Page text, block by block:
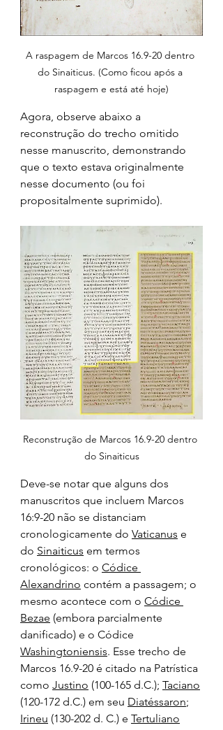
A raspagem de Marcos 16.9-20 dentro
do Sinaiticus. (Como ficou após a
raspagem e está até hoje)
Agora, observe abaixo a
reconstrução do trecho omitido
nesse manuscrito, demonstrando
que o texto estava originalmente
nesse documento (ou foi
propositalmente suprimido).
Reconstrução de Marcos 16.9-20 dentro
do Sinaiticus
Deve-se notar que alguns dos
manuscritos que incluem Marcos
16:9-20 não se distanciam
cronologicamente do Vaticanus e
do Sinaiticus em termos
cronológicos: o Códice
Alexandrino contém a passagem; o
mesmo acontece com o Códice
Bezae (embora parcialmente
danificado) e o Códice
Washingtoniensis. Esse trecho de
Marcos 16.9-20 é citado na Patrística
como Justino (100-165 d.C.); Taciano
(120-172 d.C.) em seu Diatéssaron;
Irineu (130-202 d. C.) e Tertuliano